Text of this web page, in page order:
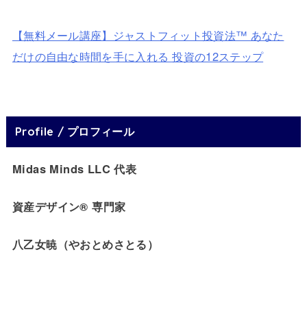
【無料メール講座】ジャストフィット投資法™ あなた
だけの自由な時間を手に入れる 投資の12ステップ
Profile / プロフィール
Midas Minds LLC 代表
資産デザイン® 専門家
八乙女暁（やおとめさとる）